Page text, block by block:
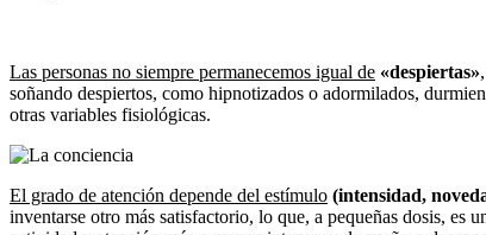
Las personas no siempre permanecemos igual de «despiertas»,
soñando despiertos, como hipnotizados o adormilados,
otras variables fisiológicas.
El grado de atención depende del estímulo (intensidad,
inventarse otro más satisfactorio, lo que, a pequeñas dosis, es